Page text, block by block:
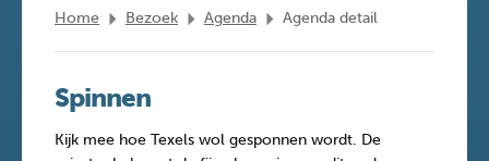
Home Bezoek Agenda Agenda detail
Spinnen
Kijk mee hoe Texels wol gesponnen wordt. De